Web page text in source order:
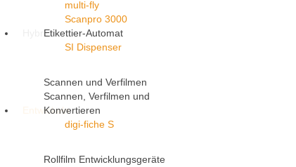
multi-fly
Scanpro 3000
Etikettier-Automat
SI Dispenser
Hybrid
Scannen und Verfilmen
Scannen, Verfilmen und
Konvertieren
digi-fiche S
Entwickeln
Rollfilm Entwicklungsgeräte